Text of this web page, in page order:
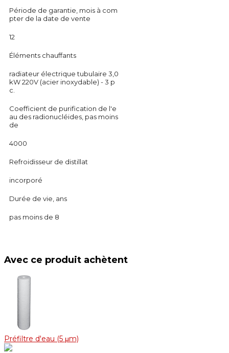
Période de garantie, mois à com
pter de la date de vente
12
Éléments chauffants
radiateur électrique tubulaire 3,0
kW 220V (acier inoxydable) - 3 p
c.
Coefficient de purification de l'e
au des radionucléides, pas moins
de
4000
Refroidisseur de distillat
incorporé
Durée de vie, ans
pas moins de 8
Avec ce produit achètent
Préfiltre d'eau (5 μm)